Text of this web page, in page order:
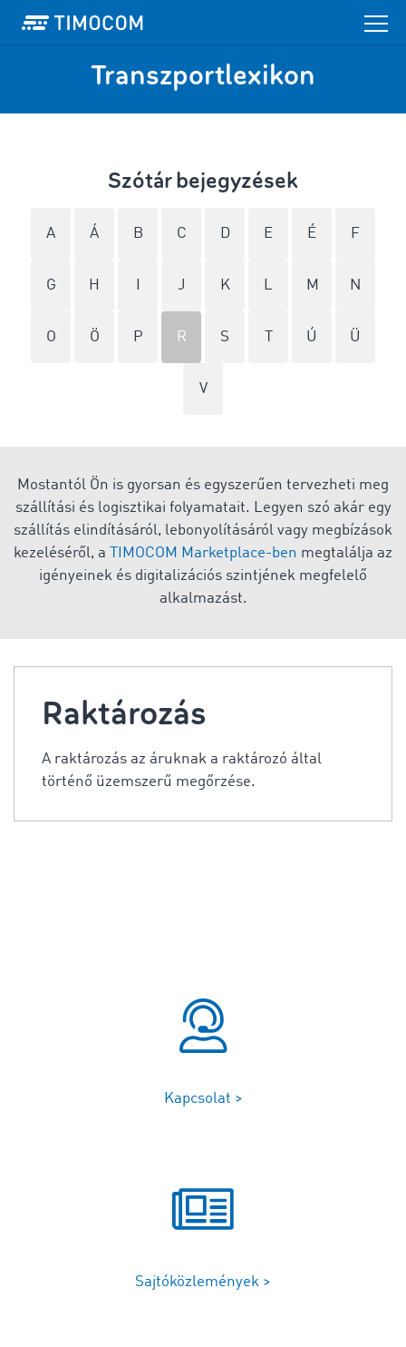
Transzportlexikon
Szótár bejegyzések
A Á B C D E É F
G H J K L M N
O Ö P R S Ú Ü
V
Mostantól Ön is gyorsan és egyszerűen tervezheti meg
szállítási és logisztikai folyamatait. Legyen szó akár egy
szállítás elindításáról, lebonyolításáról vagy megbízások
kezeléséről, a
TIMOCOM Marketplace-ben megtalálja az
igényeinek és digitalizációs szintjének megfelelő
alkalmazást.
Raktározás
A raktározás az áruknak a raktározó által
történő üzemszerű megőrzése.
Kapcsolat >
Sajtóközlemények >